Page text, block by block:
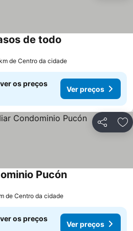
de todo
de Centro da cidade
os preços
Ver preços
Partilhar
Pucón
de Centro da cidade
os preços
Ver preços